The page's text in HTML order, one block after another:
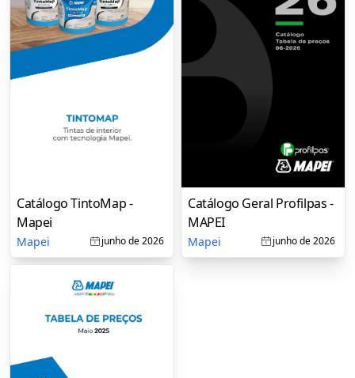
Catálogo TintoMap -
Mapei
Mapei junho de 2026
Catálogo Geral Profilpas -
MAPEI
Mapei junho de 2026